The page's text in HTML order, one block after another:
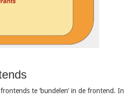
te ‘bundelen’ in de frontend. In